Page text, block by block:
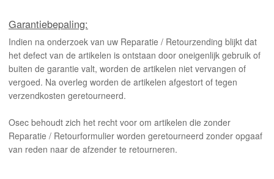
Garantiebepaling:
Indien na onderzoek van uw Reparatie / Retourzending blijkt dat
het defect van de artikelen is ontstaan door oneigenlijk gebruik of
buiten de garantie valt, worden de artikelen niet vervangen of
vergoed. Na overleg worden de artikelen afgestort of tegen
verzendkosten geretourneerd.
Osec behoudt zich het recht voor om artikelen die zonder
Reparatie / Retourformulier worden geretourneerd zonder opgaaf
van reden naar de afzender te retourneren.